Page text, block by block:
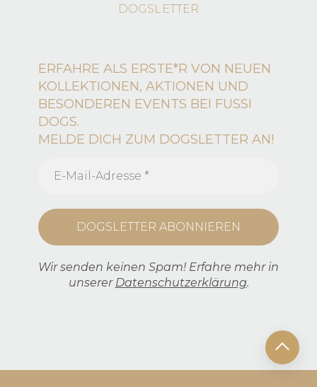
DOGSLETTER
ERFAHRE ALS ERSTE*R VON NEUEN
KOLLEKTIONEN, AKTIONEN UND
BESONDEREN EVENTS BEI FUSSI
DOGS.
MELDE DICH ZUM DOGSLETTER AN!
Wir senden keinen Spam! Erfahre mehr in
unserer Datenschutzerklärung.